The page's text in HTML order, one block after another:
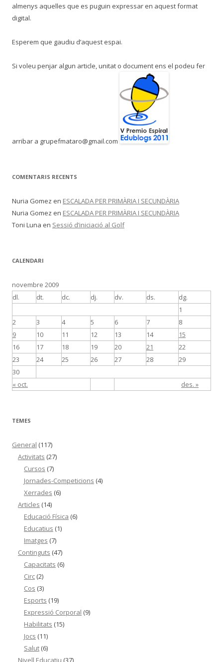
almenys aquelles que es puguin expressar en aquest format
digital.
Esperem que gaudiu d’aquest espai.
Si voleu penjar algun article, unitat o document ens el podeu fer
arribar a grupefmataro@gmail.com
COMENTARIS RECENTS
Nuria Gomez en ESCALADA PER PRIMÀRIA I SECUNDÀRIA
Nuria Gomez en ESCALADA PER PRIMÀRIA I SECUNDÀRIA
Toni Luna en Sessió d’iniciació al Golf
CALENDARI
novembre 2009
dl.
dt. dc. dj. dv. ds. dg.
« oct. des. »
1
2
3 4 5 6 7
8
9
10 11 12 13 14
15
16
17 18 19 20 21
22
23
24 25 26 27 28
29
30
TEMES
General (117)
Activitats (27)
Cursos (7)
Jornades-Competicions (4)
Xerrades (6)
Articles (14)
Educació Física (6)
Educatius (1)
Imatges (7)
Continguts (47)
Capacitats (6)
Circ (2)
Cos (3)
Esports (19)
Expressió Corporal (9)
Habilitats (15)
Jocs (11)
Salut (6)
Nivell Educatiu (37)